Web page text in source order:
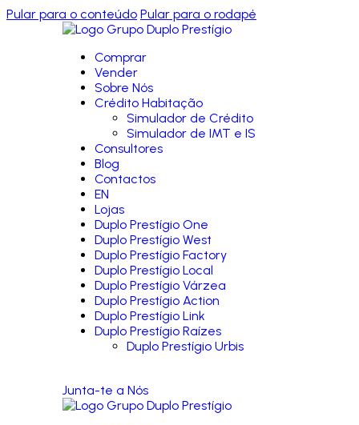
Pular para o conteúdo Pular para o rodapé
Comprar
Vender
Sobre Nós
Crédito Habitação
Simulador de Crédito
Simulador de IMT e IS
Consultores
Blog
Contactos
EN
Lojas
Duplo Prestígio One
Duplo Prestígio West
Duplo Prestígio Factory
Duplo Prestígio Local
Duplo Prestígio Várzea
Duplo Prestígio Action
Duplo Prestígio Link
Duplo Prestígio Raízes
Duplo Prestígio Urbis
Junta-te a Nós